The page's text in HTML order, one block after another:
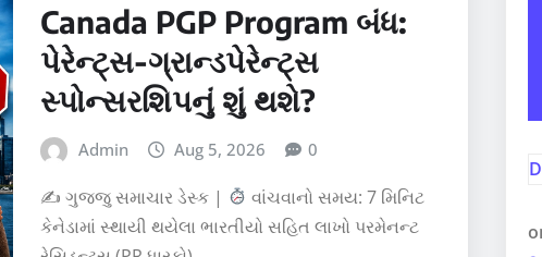
Canada PGP Program બંધ:
પેરેન્ટ્સ-ગ્રાન્ડપેરેન્ટ્સ
સ્પોન્સરશિપનું શું થશે?
Admin Aug 5, 2026 0
✍ ગુજ્જુ સમાચાર ડેસ્ક |
વાંચવાનો સમય: 7 મિનિટ
કેનેડામાં સ્થાયી થયેલા ભારતીયો સહિત લાખો પરમેનન્ટ